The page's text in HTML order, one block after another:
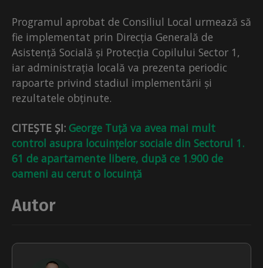
Programul aprobat de Consiliul Local urmează să
fie implementat prin Direcția Generală de
Asistență Socială și Protecția Copilului Sector 1,
iar administrația locală va prezenta periodic
rapoarte privind stadiul implementării și
rezultatele obținute.
CITEȘTE ȘI: George Tuță va avea mai mult
control asupra locuințelor sociale din Sectorul 1.
61 de apartamente libere, după ce 1.900 de
oameni au cerut o locuință
Autor